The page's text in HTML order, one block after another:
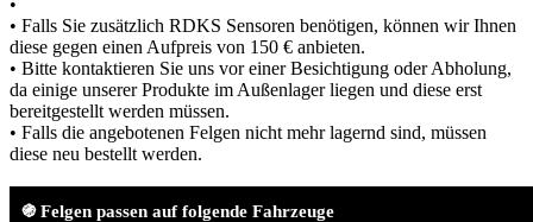
• Falls Sie zusätzlich RDKS Sensoren benötigen, können wir Ihnen
diese gegen einen Aufpreis von 150 € anbieten.
• Bitte kontaktieren Sie uns vor einer Besichtigung oder Abholung,
da einige unserer Produkte im Außenlager liegen und diese erst
bereitgestellt werden müssen.
• Falls die angebotenen Felgen nicht mehr lagernd sind, müssen
diese neu bestellt werden.
֍ Felgen passen auf folgende Fahrzeuge